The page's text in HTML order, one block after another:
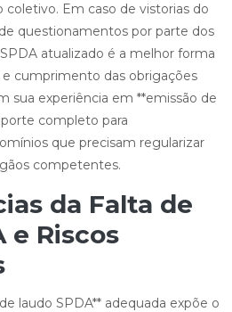
Em caso de vistorias do
questionamentos por parte dos
atualizado é a melhor forma
cumprimento das obrigações
sua experiência em **emissão de
completo para
que precisam regularizar
competentes.
da Falta de
e Riscos
laudo SPDA** adequada expõe o